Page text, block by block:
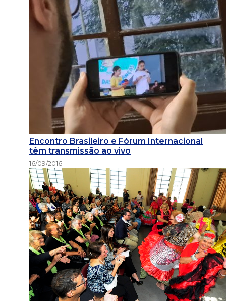
Encontro Brasileiro e Fórum Internacional
têm transmissão ao vivo
16/09/2016